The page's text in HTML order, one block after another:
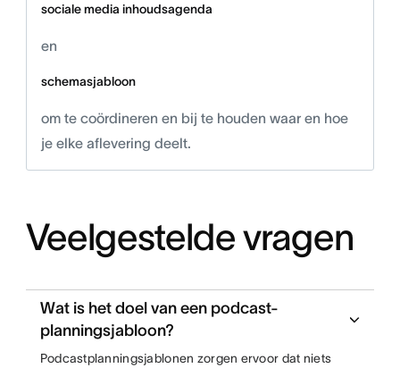
sociale media inhoudsagenda
en
schemasjabloon
om te coördineren en bij te houden waar en hoe
je elke aflevering deelt.
Veelgestelde vragen
Wat is het doel van een podcast-
planningsjabloon?
Podcastplanningsjablonen zorgen ervoor dat niets